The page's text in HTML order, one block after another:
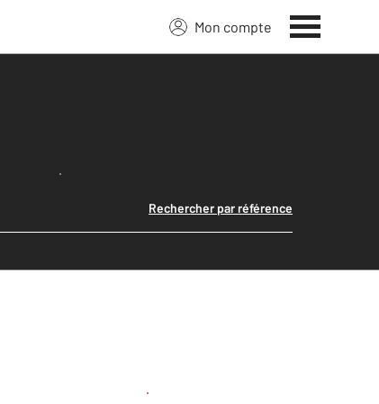
Mon compte
Lancer ma recherche
Rechercher par référence
Créer une alerte